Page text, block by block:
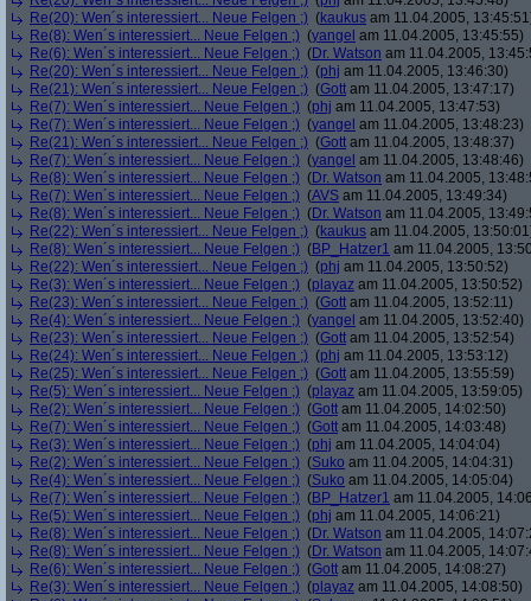
Re(20): Wen´s interessiert... Neue Felgen ;) (kaukus am 11.04.2005,
Re(8): Wen´s interessiert... Neue Felgen ;) (yangel am 11.04.2005, 13:45:55)
Re(6): Wen´s interessiert... Neue Felgen ;) (Dr. Watson am 11.04.2005,
Re(20): Wen´s interessiert... Neue Felgen ;) (phj am 11.04.2005, 13:46:30)
Re(21): Wen´s interessiert... Neue Felgen ;) (Gott am 11.04.2005, 13:47:17)
Re(7): Wen´s interessiert... Neue Felgen ;) (phj am 11.04.2005, 13:47:53)
Re(7): Wen´s interessiert... Neue Felgen ;) (yangel am 11.04.2005, 13:48:23)
Re(21): Wen´s interessiert... Neue Felgen ;) (Gott am 11.04.2005, 13:48:37)
Re(7): Wen´s interessiert... Neue Felgen ;) (yangel am 11.04.2005, 13:48:46)
Re(8): Wen´s interessiert... Neue Felgen ;) (Dr. Watson am 11.04.2005,
Re(7): Wen´s interessiert... Neue Felgen ;) (AVS am 11.04.2005, 13:49:34)
Re(8): Wen´s interessiert... Neue Felgen ;) (Dr. Watson am 11.04.2005,
Re(22): Wen´s interessiert... Neue Felgen ;) (kaukus am 11.04.2005,
Re(8): Wen´s interessiert... Neue Felgen ;) (BP_Hatzer1 am 11.04.2005,
Re(22): Wen´s interessiert... Neue Felgen ;) (phj am 11.04.2005, 13:50:52)
Re(3): Wen´s interessiert... Neue Felgen ;) (playaz am 11.04.2005, 13:50:52)
Re(23): Wen´s interessiert... Neue Felgen ;) (Gott am 11.04.2005, 13:52:11)
Re(4): Wen´s interessiert... Neue Felgen ;) (yangel am 11.04.2005, 13:52:40)
Re(23): Wen´s interessiert... Neue Felgen ;) (Gott am 11.04.2005, 13:52:54)
Re(24): Wen´s interessiert... Neue Felgen ;) (phj am 11.04.2005, 13:53:12)
Re(25): Wen´s interessiert... Neue Felgen ;) (Gott am 11.04.2005, 13:55:59)
Re(5): Wen´s interessiert... Neue Felgen ;) (playaz am 11.04.2005, 13:59:05)
Re(2): Wen´s interessiert... Neue Felgen ;) (Gott am 11.04.2005, 14:02:50)
Re(7): Wen´s interessiert... Neue Felgen ;) (Gott am 11.04.2005, 14:03:48)
Re(3): Wen´s interessiert... Neue Felgen ;) (phj am 11.04.2005, 14:04:04)
Re(2): Wen´s interessiert... Neue Felgen ;) (Suko am 11.04.2005, 14:04:31)
Re(4): Wen´s interessiert... Neue Felgen ;) (Suko am 11.04.2005, 14:05:04)
Re(7): Wen´s interessiert... Neue Felgen ;) (BP_Hatzer1 am 11.04.2005,
Re(5): Wen´s interessiert... Neue Felgen ;) (phj am 11.04.2005, 14:06:21)
Re(8): Wen´s interessiert... Neue Felgen ;) (Dr. Watson am 11.04.2005,
Re(8): Wen´s interessiert... Neue Felgen ;) (Dr. Watson am 11.04.2005,
Re(6): Wen´s interessiert... Neue Felgen ;) (Gott am 11.04.2005, 14:08:27)
Re(3): Wen´s interessiert... Neue Felgen ;) (playaz am 11.04.2005, 14:08:50)